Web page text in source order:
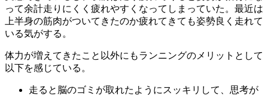
って余計走りにくく疲れやすくなってしまっていた。最近は
上半身の筋肉がついてきたのか疲れてきても姿勢良く走れて
いる気がする。
体力が増えてきたこと以外にもランニングのメリットとして
以下を感じている。
走ると脳のゴミが取れたようにスッキリして、思考が